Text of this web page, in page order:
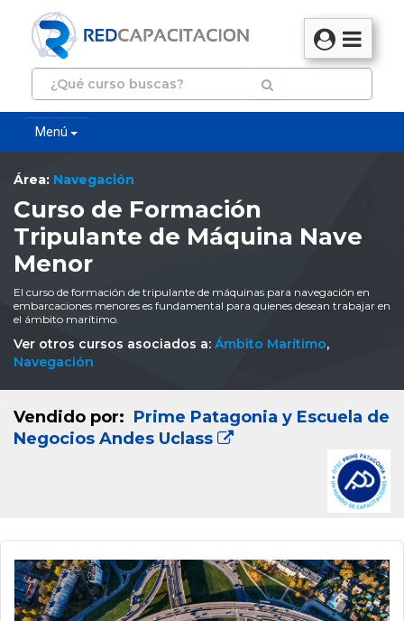
Menú
Área: Navegación
Curso de Formación
Tripulante de Máquina Nave
Menor
El curso de formación de tripulante de máquinas para navegación en
embarcaciones menores es fundamental para quienes desean trabajar en
el ámbito marítimo.
Ver otros cursos asociados a: Ámbito Marítimo,
Navegación
Vendido por: Prime Patagonia y Escuela de
Negocios Andes Uclass